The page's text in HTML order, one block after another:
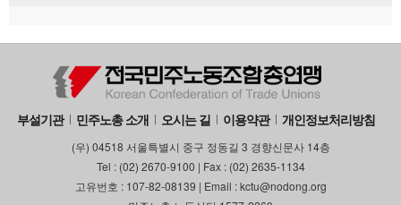
부설기관 민주노총 소개 오시는 길 이용약관 개인정보처리방침
(우) 04518 서울특별시 중구 정동길 3 경향신문사 14층
Tel : (02) 2670-9100 | Fax : (02) 2635-1134
고유번호 : 107-82-08139 | Email : kctu@nodong.org